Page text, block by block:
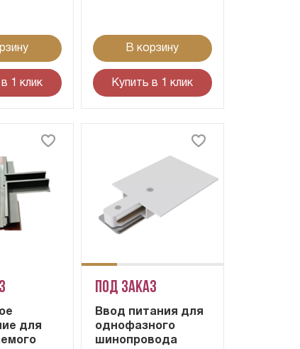
1 клик
В корзину
Купить в 1 клик
для
Под заказ
Ввод питания для
однофазного
шинопровода